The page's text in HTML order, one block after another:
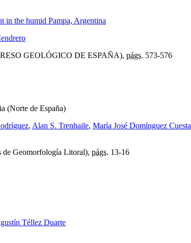
in the humid Pampa, Argentina
GEOLÓGICO DE ESPAÑA), págs. 573-576
(Norte de España)
, Alan S. Trenhaile, María José Domínguez Cuesta
de Geomorfología Litoral), págs. 13-16
Téllez Duarte